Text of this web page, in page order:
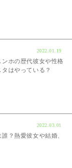
2022.01.19
ホの歴代彼女や性格
はやっている？
2022.03.01
？熱愛彼女や結婚、